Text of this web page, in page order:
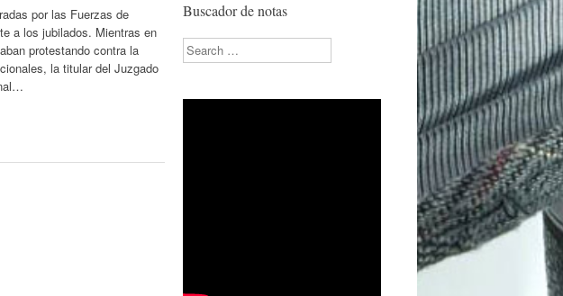
por las Fuerzas de
a los jubilados. Mientras en
protestando contra la
la titular del Juzgado
Buscador de notas
Search